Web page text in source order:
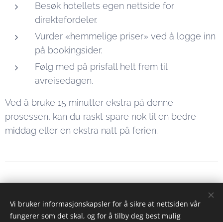
Besøk hotellets egen nettside for
direktefordeler.
Vurder «hemmelige priser» ved å logge inn
på bookingsider.
Følg med på prisfall helt frem til
avreisedagen.
Ved å bruke 15 minutter ekstra på denne
prosessen, kan du raskt spare nok til en bedre
middag eller en ekstra natt på ferien.
© 2023 Alle rettigheter forbeholdt
Vi bruker informasjonskapsler for å sikre at nettsiden vår
fungerer som det skal, og for å tilby deg best mulig